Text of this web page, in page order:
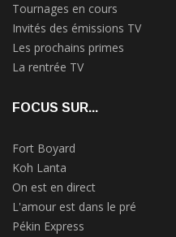
Tournages en cours
Invités des émissions TV
Les prochains primes
La rentrée TV
FOCUS SUR...
Fort Boyard
Koh Lanta
On est en direct
L'amour est dans le pré
Pékin Express